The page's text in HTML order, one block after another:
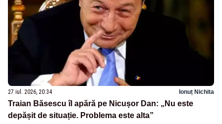
27 iul. 2026, 20:34 Ionuț Nichita
Traian Băsescu îl apără pe Nicușor Dan: „Nu este
depășit de situație. Problema este alta”